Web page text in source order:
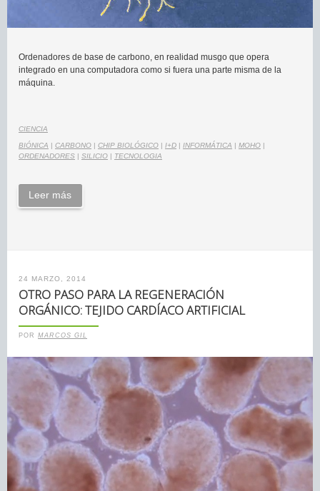
Ordenadores de base de carbono, en realidad musgo que opera
integrado en una computadora como si fuera una parte misma de la
máquina.
CIENCIA
BIÓNICA | CARBONO | CHIP BIOLÓGICO | I+D | INFORMÁTICA | MOHO |
ORDENADORES | SILICIO | TECNOLOGIA
Leer más
24 MARZO, 2014
OTRO PASO PARA LA REGENERACIÓN
ORGÁNICO: TEJIDO CARDÍACO ARTIFICIAL
POR MARCOS GIL